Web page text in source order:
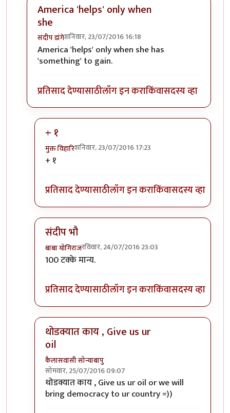
America 'helps' only when
she
संदीप डांगेशनिवार, 23/07/2016 16:18
In reply toएक सुधारणाbyअभिजीत अवलिया
America 'helps' only when she has
'something' to gain.
प्रतिसाद देण्यासाठीलॉग इन कराकिंवासदस्य व्हा
+ १
मुक्त विहारिशनिवार, 23/07/2016 17:23
In reply to
+ १
प्रतिसाद देण्यासाठीलॉग इन कराकिंवासदस्य व्हा
संदीप भौ
बाबा योगिराजरविवार, 24/07/2016 23:03
In reply toAmerica 'helps' only when she
100 टक्के मान्य.
प्रतिसाद देण्यासाठीलॉग इन कराकिंवासदस्य व्हा
थोडक्यात काय , Give us ur
oil
कैलासवासी सोन्याबापु
सोमवार, 25/07/2016 09:07
In reply toAmerica 'helps' only when she
थोडक्यात काय , Give us ur oil or we will
bring democracy to ur country =))